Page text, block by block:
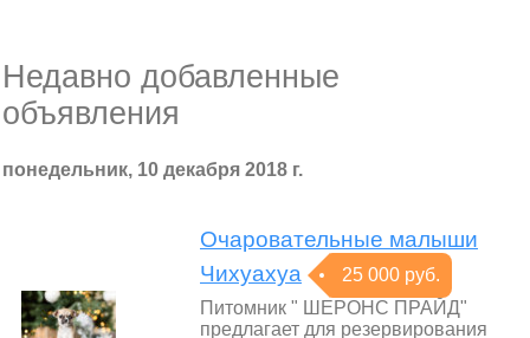
Недавно добавленные
объявления
понедельник, 10 декабря 2018 г.
Очаровательные малыши
Чихуахуа
25 000 руб.
Питомник " ШЕРОНС ПРАЙД"
предлагает для резервирования